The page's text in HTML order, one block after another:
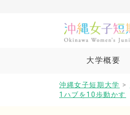
大学概要
沖縄女子短期大学 >
1ハブを10歩動かす